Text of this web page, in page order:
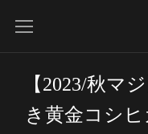
【2023/秋マ
き黄金コシ